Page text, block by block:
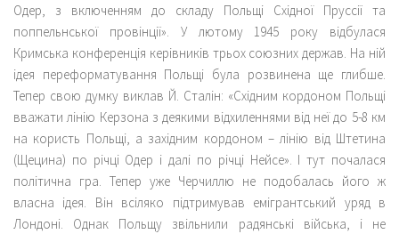
Одер, з включенням до складу Польщі Східної Пруссії та
поппельнської провінції». У лютому 1945 року відбулася
Кримська конференція керівників трьох союзних держав. На ній
ідея переформатування Польщі була розвинена ще глибше.
Тепер свою думку виклав Й. Сталін: «Східним кордоном Польщі
вважати лінію Керзона з деякими відхиленнями від неї до 5-8 км
на користь Польщі, а західним кордоном – лінію від Штетина
(Щецина) по річці Одер і далі по річці Нейсе». І тут почалася
політична гра. Тепер уже Черчиллю не подобалась його ж
власна ідея. Він всіляко підтримував емігрантський уряд в
Лондоні. Однак Польщу звільнили радянські війська, і не